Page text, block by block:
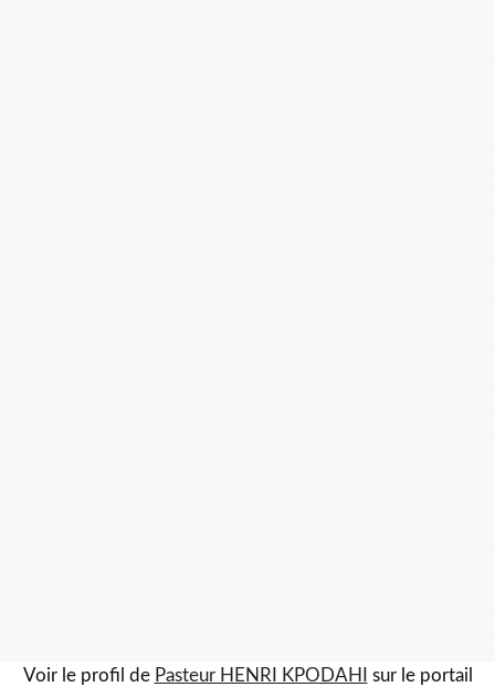
Voir le profil de Pasteur HENRI KPODAHI
sur le portail